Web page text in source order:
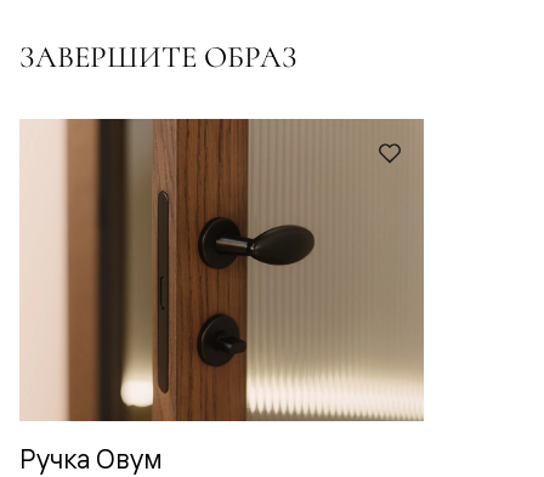
ЗАВЕРШИТЕ ОБРАЗ
Ручка Овум